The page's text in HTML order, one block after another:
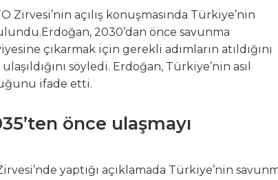
Zirvesi’nin açılış konuşmasında Türkiye’nin
2030’dan önce savunma
çıkarmak için gerekli adımların atıldığını
söyledi. Erdoğan, Türkiye’nin asıl
ifade etti.
önce ulaşmayı
yaptığı açıklamada Türkiye’nin